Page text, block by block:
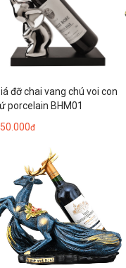
đỡ chai vang chú voi con
porcelain BHM01
đ